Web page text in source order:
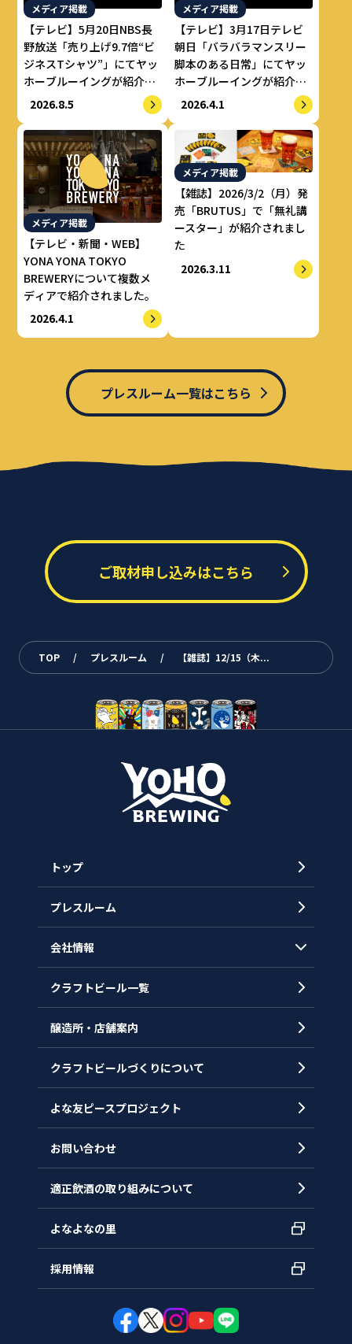
メディア掲載
【テレビ】5月20日NBS長
野放送「売り上げ9.7倍“ビ
ジネスTシャツ”」にてヤッ
ホーブルーイングが紹介さ
れました。
2026.8.5
メディア掲載
【テレビ】3月17日テレビ
朝日「バラバラマンスリー
脚本のある日常」にてヤッ
ホーブルーイングが紹介さ
れました。
2026.4.1
メディア掲載
【テレビ・新聞・WEB】
YONA YONA TOKYO
BREWERYについて複数メ
ディアで紹介されました。
2026.4.1
メディア掲載
【雑誌】2026/3/2（月）発
売「BRUTUS」で「無礼講
ースター」が紹介されまし
た
2026.3.11
プレスルーム一覧はこちら
ご取材申し込みはこちら
TOP / プレスルーム / 【雑誌】12/15（木...
トップ
プレスルーム
会社情報
会社概要
沿革
クラフトビール一覧
醸造所・店舗案内
クラフトビールづくりについて
よな友ピースプロジェクト
お問い合わせ
適正飲酒の取り組みについて
よなよなの里
採用情報